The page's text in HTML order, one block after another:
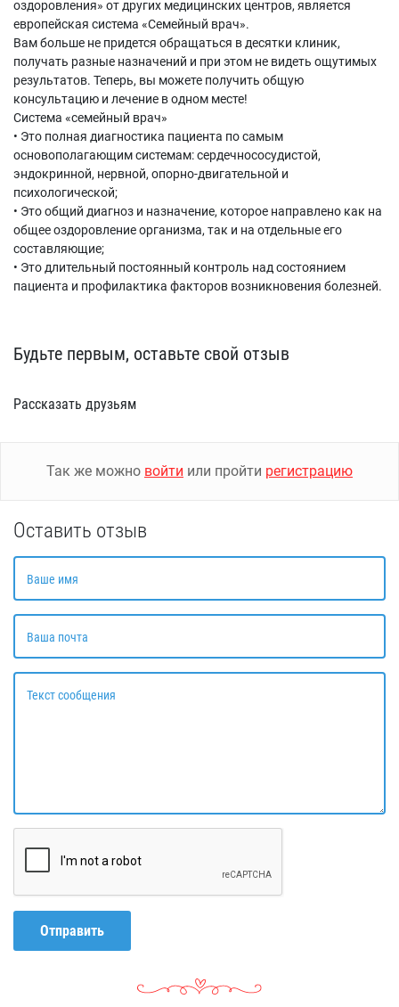
оздоровления» от других медицинских центров, является
европейская система «Семейный врач».
Вам больше не придется обращаться в десятки клиник,
получать разные назначений и при этом не видеть ощутимых
результатов. Теперь, вы можете получить общую
консультацию и лечение в одном месте!
Система «семейный врач»
• Это полная диагностика пациента по самым
основополагающим системам: сердечнососудистой,
эндокринной, нервной, опорно-двигательной и
психологической;
• Это общий диагноз и назначение, которое направлено как на
общее оздоровление организма, так и на отдельные его
составляющие;
• Это длительный постоянный контроль над состоянием
пациента и профилактика факторов возникновения болезней.
Будьте первым, оставьте свой отзыв
Рассказать друзьям
Так же можно войти или пройти регистрацию
Оставить отзыв
Ваше имя
Ваша почта
Текст сообщения
Отправить